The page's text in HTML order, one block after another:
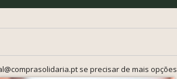
se precisar de mais opções